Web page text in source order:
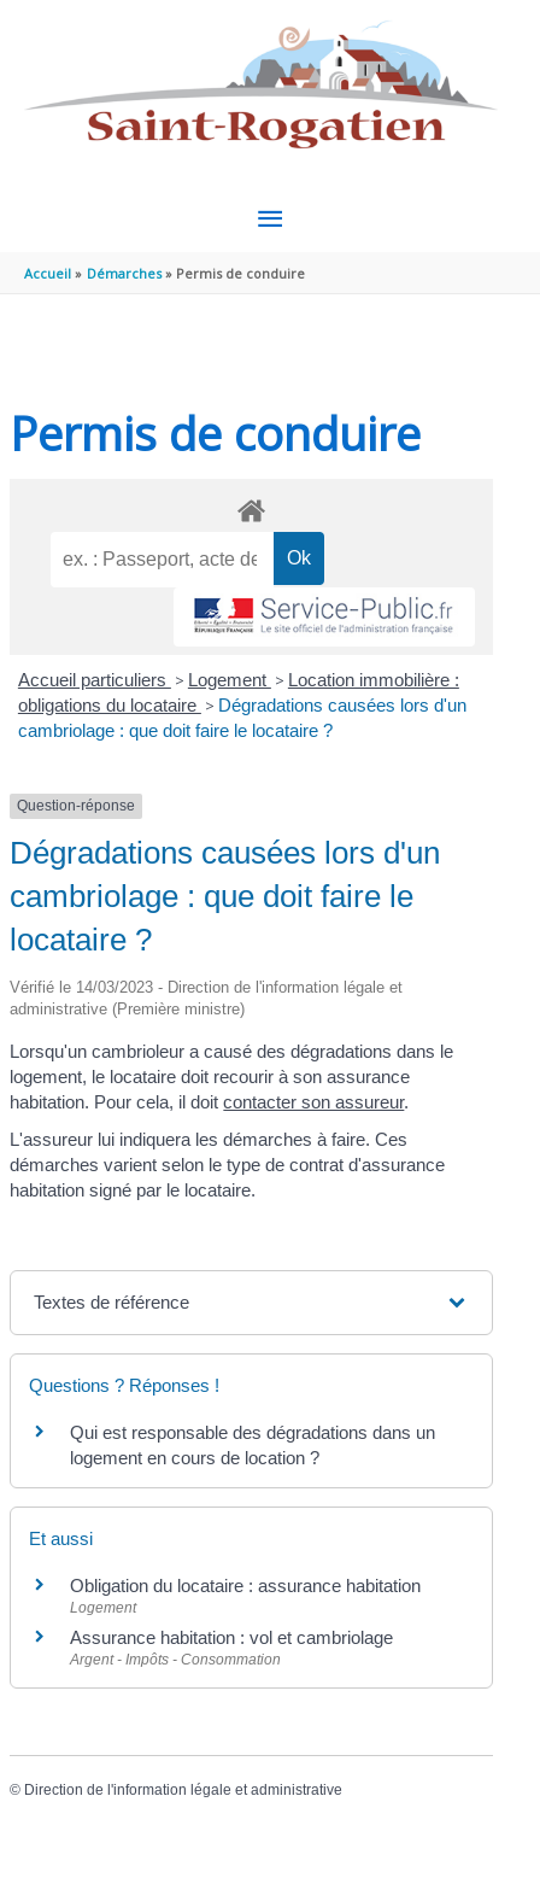
MENU
PRINCIPAL
Accueil Démarches Permis de conduire
Permis de conduire
Accueil particuliers > Logement > Location immobilière :
obligations du locataire > Dégradations causées lors d'un
cambriolage : que doit faire le locataire ?
Question-réponse
Dégradations causées lors d'un
cambriolage : que doit faire le
locataire ?
Vérifié le 14/03/2023 - Direction de l'information légale et
administrative (Première ministre)
Lorsqu'un cambrioleur a causé des dégradations dans le
logement, le locataire doit recourir à son assurance
habitation. Pour cela, il doitcontacter son assureur.
L'assureur lui indiquera les démarches à faire. Ces
démarches varient selon le type de contrat d'assurance
habitation signé par le locataire.
Textes de référence
Questions ? Réponses !
Qui est responsable des dégradations dans un
logement en cours de location ?
Et aussi
Obligation du locataire : assurance habitation
Logement
Assurance habitation : vol et cambriolage
Argent - Impôts - Consommation
© Direction de l'information légale et administrative